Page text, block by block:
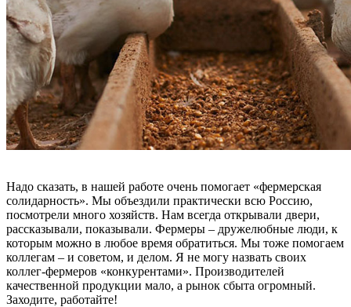
Надо сказать, в нашей работе очень помогает «фермерская
солидарность». Мы объездили практически всю Россию,
посмотрели много хозяйств. Нам всегда открывали двери,
рассказывали, показывали. Фермеры – дружелюбные люди, к
которым можно в любое время обратиться. Мы тоже помогаем
коллегам – и советом, и делом. Я не могу назвать своих
коллег-фермеров «конкурентами». Производителей
качественной продукции мало, а рынок сбыта огромный.
Заходите, работайте!